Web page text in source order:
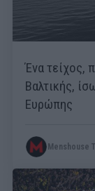
Ένα τείχος,
Βαλτικής,
Ευρώπης
Menshouse